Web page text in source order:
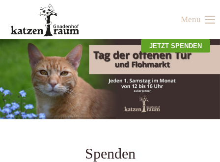
Der Eintrag "offcanvas-col1" existiert leider nicht.
Der Eintrag "offcanvas-col2" existiert leider nicht.
Der Eintrag "offcanvas-col3" existiert leider nicht.
Menu
JETZT SPENDEN
Spenden